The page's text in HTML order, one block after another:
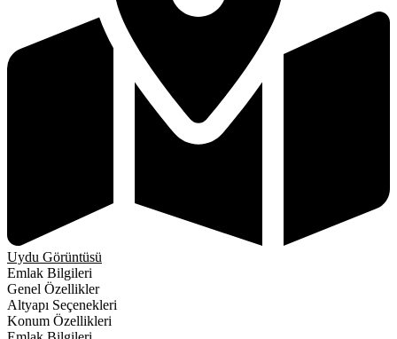
Uydu Görüntüsü
Emlak Bilgileri
Genel Özellikler
Altyapı Seçenekleri
Konum Özellikleri